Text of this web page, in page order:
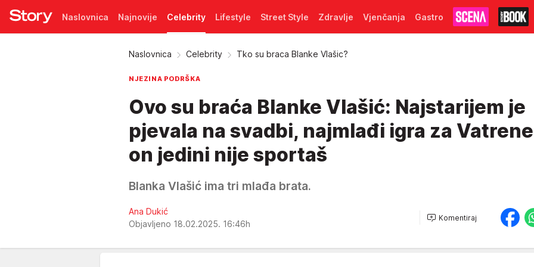
Naslovnica Najnovije Celebrity Lifestyle Street Style Zdravlje Vjenčanja Gastro
Naslovnica Celebrity Tko su braca Blanke Vlašic?
NJEZINA PODRŠKA
Ovo su braća Blanke Vlašić: Najstarijem je
pjevala na svadbi, najmlađi igra za
on jedini nije sportaš
Blanka Vlašić ima tri mlađa brata.
Ana Dukić
Objavljeno 18.02.2025. 16:46h
Komentiraj